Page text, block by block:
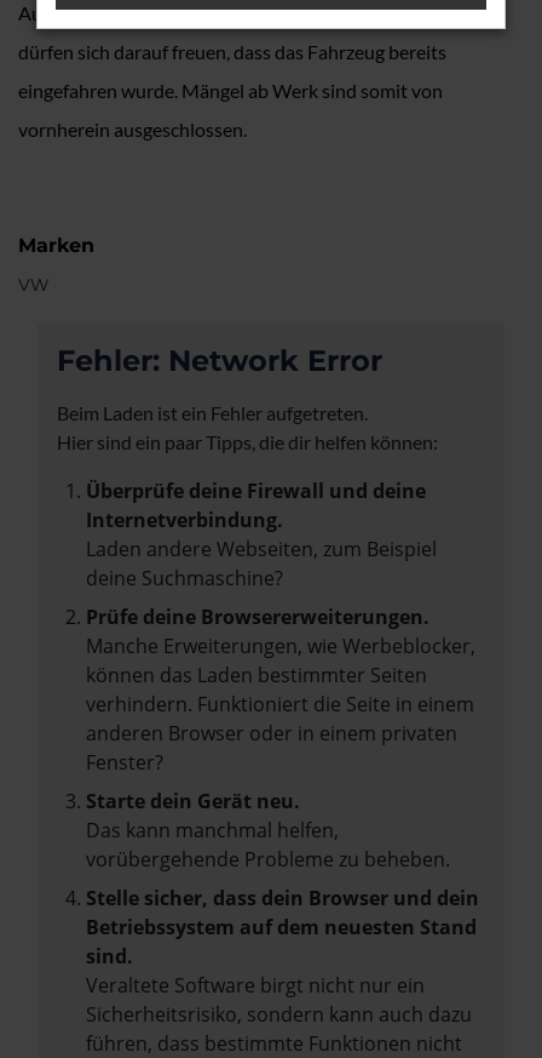
Ausstattung erwerben Sie ein absolutes Topmodell und
dürfen sich darauf freuen, dass das Fahrzeug bereits
eingefahren wurde. Mängel ab Werk sind somit von
vornherein ausgeschlossen.
Marken
VW
Fehler: Network Error
Beim Laden ist ein Fehler aufgetreten.
Hier sind ein paar Tipps, die dir helfen können:
Überprüfe deine Firewall und deine
Internetverbindung.
Laden andere Webseiten, zum Beispiel
deine Suchmaschine?
Prüfe deine Browsererweiterungen.
Manche Erweiterungen, wie Werbeblocker,
können das Laden bestimmter Seiten
verhindern. Funktioniert die Seite in einem
anderen Browser oder in einem privaten
Fenster?
Starte dein Gerät neu.
Das kann manchmal helfen,
vorübergehende Probleme zu beheben.
Stelle sicher, dass dein Browser und dein
Betriebssystem auf dem neuesten Stand
sind.
Veraltete Software birgt nicht nur ein
Sicherheitsrisiko, sondern kann auch dazu
führen, dass bestimmte Funktionen nicht